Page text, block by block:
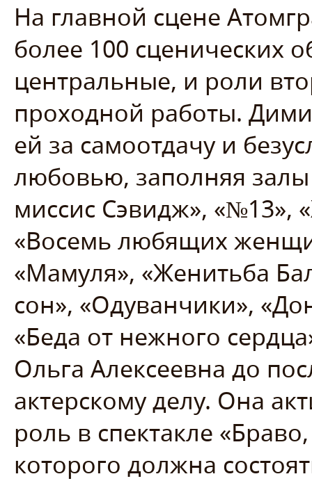
На главной сцене
более 100 сценических
центральные, и роли
проходной работы.
ей за самоотдачу и
любовью, заполняя залы
миссис Сэвидж», «№13»,
«Восемь любящих
«Мамуля», «Женитьба
сон», «Одуванчики»,
«Беда от нежного
Ольга Алексеевна до
актерскому делу. Она
роль в спектакле
которого должна